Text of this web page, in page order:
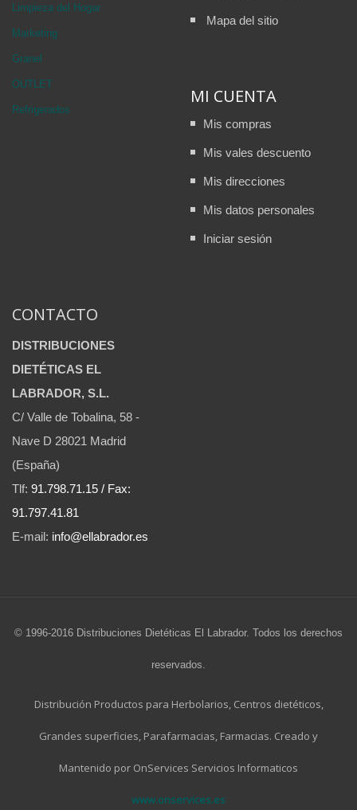
Limpieza del Hogar
Marketing
Granel
OUTLET
Refrigerados
Mapa del sitio
MI CUENTA
Mis compras
Mis vales descuento
Mis direcciones
Mis datos personales
Iniciar sesión
CONTACTO
DISTRIBUCIONES
DIETÉTICAS EL
LABRADOR, S.L.
C/ Valle de Tobalina, 58 -
Nave D 28021 Madrid
(España)
Tlf: 91.798.71.15 / Fax:
91.797.41.81
E-mail: info@ellabrador.es
© 1996-2016 Distribuciones Dietéticas El Labrador. Todos los derechos
reservados.
Distribución Productos para Herbolarios, Centros dietéticos,
Grandes superficies, Parafarmacias, Farmacias. Creado y
Mantenido por OnServices Servicios Informaticos
www.onservices.es